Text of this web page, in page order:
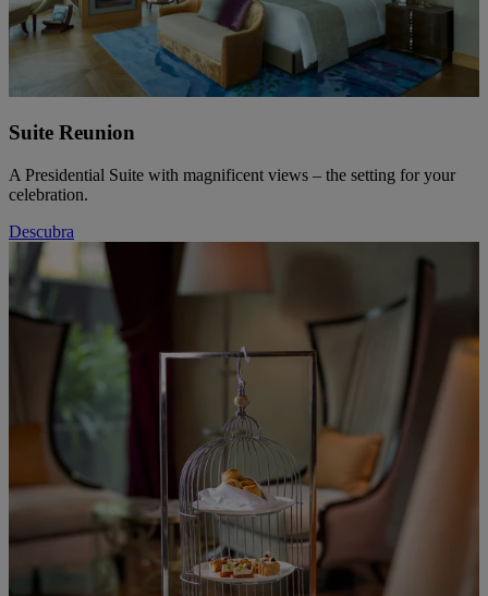
Suite Reunion
A Presidential Suite with magnificent views – the setting for your
celebration.
Descubra